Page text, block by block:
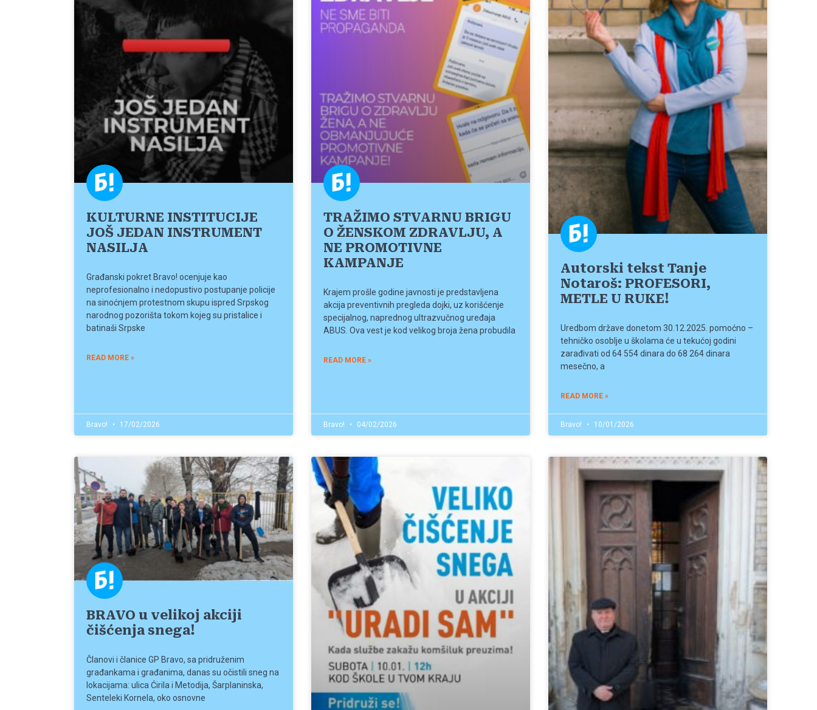
KULTURNE INSTITUCIJE
JOŠ JEDAN INSTRUMENT
NASILJA
Građanski pokret Bravo! ocenjuje kao
neprofesionalno i nedopustivo postupanje policije
na sinoćnjem protestnom skupu ispred Srpskog
narodnog pozorišta tokom kojeg su pristalice i
batinaši Srpske
READ MORE »
Bravo! 17/02/2026
TRAŽIMO STVARNU BRIGU
O ŽENSKOM ZDRAVLJU, A
NE PROMOTIVNE
KAMPANJE
Krajem prošle godine javnosti je predstavljena
akcija preventivnih pregleda dojki, uz korišćenje
specijalnog, naprednog ultrazvučnog uređaja
ABUS. Ova vest je kod velikog broja žena probudila
READ MORE »
Bravo! 04/02/2026
Autorski tekst Tanje
Notaroš: PROFESORI,
METLE U RUKE!
Uredbom države donetom 30.12.2025. pomoćno –
tehničko osoblje u školama će u tekućoj godini
zarađivati od 64 554 dinara do 68 264 dinara
mesečno, a
READ MORE »
Bravo! 10/01/2026
BRAVO u velikoj akciji
čišćenja snega!
Članovi i članice GP Bravo, sa pridruženim
građankama i građanima, danas su očistili sneg na
lokacijama: ulica Ćirila i Metodija, Šarplaninska,
Senteleki Kornela, oko osnovne